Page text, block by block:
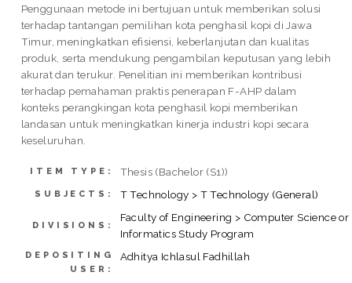
Penggunaan metode ini bertujuan untuk memberikan solusi
terhadap tantangan pemilihan kota penghasil kopi di Jawa
Timur, meningkatkan efisiensi, keberlanjutan dan kualitas
produk, serta mendukung pengambilan keputusan yang lebih
akurat dan terukur. Penelitian ini memberikan kontribusi
terhadap pemahaman praktis penerapan F-AHP dalam
konteks perangkingan kota penghasil kopi memberikan
landasan untuk meningkatkan kinerja industri kopi secara
keseluruhan.
ITEM TYPE: Thesis (Bachelor (S1))
SUBJECTS: T Technology > T Technology (General)
DIVISIONS:
Faculty of Engineering > Computer Science or
Informatics Study Program
DEPOSITING
USER:
Adhitya Ichlasul Fadhillah